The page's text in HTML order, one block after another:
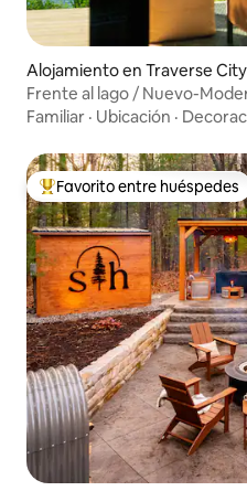
Alojamiento en Traverse City
Frente al lago / Nuevo-
Familiar · Ubicación ·
Favorito entre huéspedes
Favorito entre huéspedes